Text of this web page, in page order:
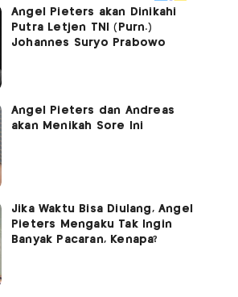
Angel Pieters akan Dinikahi
Putra Letjen TNI (Purn.)
Johannes Suryo Prabowo
Angel Pieters dan Andreas
akan Menikah Sore Ini
Jika Waktu Bisa Diulang, Angel
Pieters Mengaku Tak Ingin
Banyak Pacaran, Kenapa?